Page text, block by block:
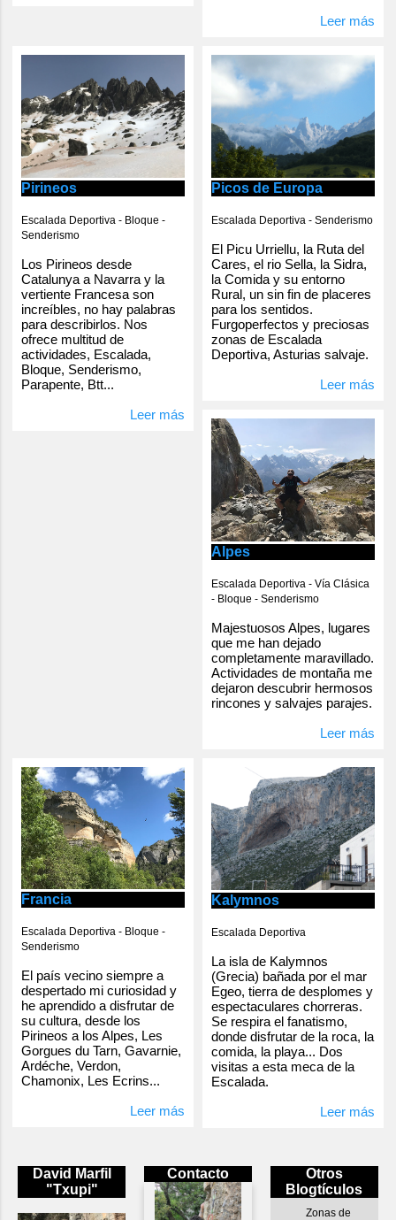
Leer más
Pirineos
Escalada Deportiva - Bloque -
Senderismo
Los Pirineos desde
Catalunya a Navarra y la
vertiente Francesa son
increíbles, no hay palabras
para describirlos. Nos
ofrece multitud de
actividades, Escalada,
Bloque, Senderismo,
Parapente, Btt...
Leer más
Picos de Europa
Escalada Deportiva - Senderismo
El Picu Urriellu, la Ruta del
Cares, el rio Sella, la Sidra,
la Comida y su entorno
Rural, un sin fin de placeres
para los sentidos.
Furgoperfectos y preciosas
zonas de Escalada
Deportiva, Asturias salvaje.
Leer más
Alpes
Escalada Deportiva - Vía Clásica
- Bloque - Senderismo
Majestuosos Alpes, lugares
que me han dejado
completamente maravillado.
Actividades de montaña me
dejaron descubrir hermosos
rincones y salvajes parajes.
Leer más
Francia
Escalada Deportiva - Bloque -
Senderismo
El país vecino siempre a
despertado mi curiosidad y
he aprendido a disfrutar de
su cultura, desde los
Pirineos a los Alpes, Les
Gorgues du Tarn, Gavarnie,
Ardéche, Verdon,
Chamonix, Les Ecrins...
Leer más
Kalymnos
Escalada Deportiva
La isla de Kalymnos
(Grecia) bañada por el mar
Egeo, tierra de desplomes y
espectaculares chorreras.
Se respira el fanatismo,
donde disfrutar de la roca, la
comida, la playa... Dos
visitas a esta meca de la
Escalada.
Leer más
Otros
Blogtículos
Zonas de
David Marfil
"Txupi"
Contacto